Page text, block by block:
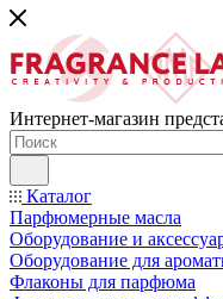
Интернет-магазин
Каталог
Парфюмерные масла
Оборудование и
Оборудование для
Флаконы для парфюма